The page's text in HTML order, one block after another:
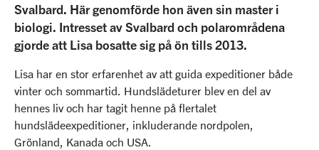
Svalbard. Här genomförde hon även sin master i
biologi. Intresset av Svalbard och polarområdena
gjorde att Lisa bosatte sig på ön tills 2013.
Lisa har en stor erfarenhet av att guida expeditioner både
vinter och sommartid. Hundslädeturer blev en del av
hennes liv och har tagit henne på flertalet
hundslädeexpeditioner, inkluderande nordpolen,
Grönland, Kanada och USA.